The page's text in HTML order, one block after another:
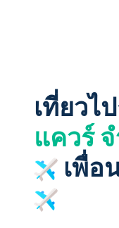
เที่ยวไ
แควร์
เพื่อ